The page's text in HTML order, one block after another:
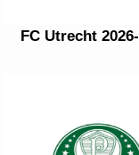
موعد وتوقيت مباراة FC Groningen ضد FC Utrecht 2026-